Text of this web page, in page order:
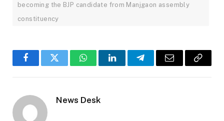
becoming the BJP candidate from Manjgaon assembly
constituency
FacebookTwitter WhatsAppLinkedInTelegramEmail
Copy
News Desk